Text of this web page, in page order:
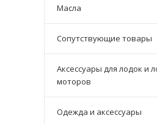
Масла
Сопутствующие товары
Аксессуары для лодок и
моторов
Одежда и аксессуары